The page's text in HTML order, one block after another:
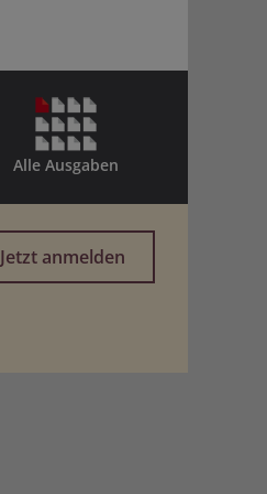
Alle Ausgaben
Jetzt anmelden